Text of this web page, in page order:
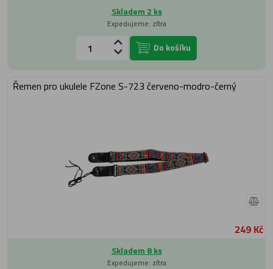
Skladem 2 ks
Expedujeme: zítra
Do košíku
Řemen pro ukulele FZone S-723 červeno-modro-černý
249 Kč
Skladem 8 ks
Expedujeme: zítra